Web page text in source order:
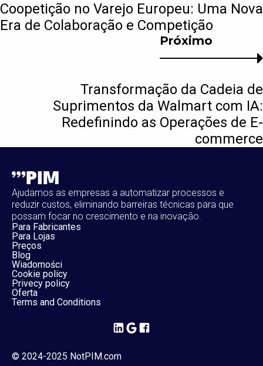
Próximo
Transformação da Cadeia de
Suprimentos da Walmart com IA:
Redefinindo as Operações de E-
commerce
Coopetição no Varejo Europeu: Uma Nova
Era de Colaboração e Competição
Ajudamos as empresas a automatizar processos e
reduzir custos, eliminando barreiras técnicas para que
possam focar no crescimento e na inovação.
Para Fabricantes
Para Lojas
Preços
Blog
Wiadomości
Cookie policy
Privecy policy
Oferta
Terms and Conditions
© 2024-2025 NotPIM.com